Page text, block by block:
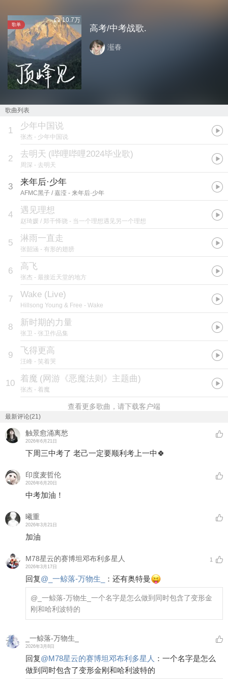
歌单
10.7万
高考/中考战歌.
灆春
歌曲列表
1 少年中国说
张杰 - 少年中国说
2 去明天 (哔哩哔哩2024毕业歌)
周深 - 去明天
3 来年后·少年
AFMC黑子 / 嘉滢 - 来年后·少年
4 遇见理想
赵琦媛 / 郑干怿骁 - 当一个理想遇见另一个理想
5 淋雨一直走
张韶涵 - 有形的翅膀
6 高飞
张杰 - 最接近天堂的地方
7 Wake (Live)
Hillsong Young & Free - Wake
8 新时期的力量
张卫 - 张卫作品集
9 飞得更高
汪峰 - 笑着哭
10 着魔 ( 网游《恶魔法则》主题曲)
张杰 - 着魔
查看更多歌曲，请下载客户端
最新评论(21)
触景愈涌离愁
2026年6月21日
下周三中考了 老己一定要顺利考上一中🍀
印度麦哲伦
2026年6月20日
中考加油！
曦重
2026年3月21日
加油
M78星云的赛博坦邓布利多星人
2026年3月17日
1
回复@ _一鲸落-万物生_ ： 还有奥特曼
@_一鲸落-万物生_ 一个名字是怎么做到同时包含了变形金
刚和哈利波特的
_一鲸落-万物生_
2026年3月8日
回复@M78星云的赛博坦邓布利多星人 ： 一个名字是怎么
做到同时包含了变形金刚和哈利波特的